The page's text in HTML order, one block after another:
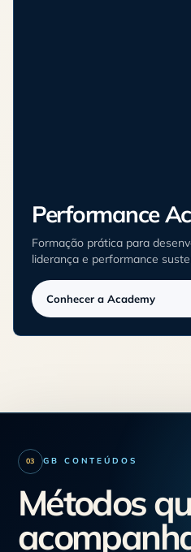
Performance
Formação prática para
liderança e performance
Conhecer a Academy
03 GB CONTEÚDOS
Métodos